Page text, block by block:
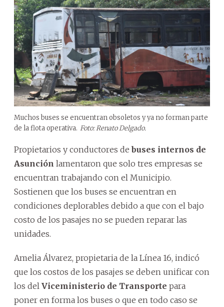
Muchos buses se encuentran obsoletos y ya no forman parte
de la flota operativa. Foto: Renato Delgado.
Propietarios y conductores de buses internos de
Asunción lamentaron que solo tres empresas se
encuentran trabajando con el Municipio.
Sostienen que los buses se encuentran en
condiciones deplorables debido a que con el bajo
costo de los pasajes no se pueden reparar las
unidades.
Amelia Álvarez, propietaria de la Línea 16, indicó
que los costos de los pasajes se deben unificar con
los del Viceministerio de Transporte para
poner en forma los buses o que en todo caso se